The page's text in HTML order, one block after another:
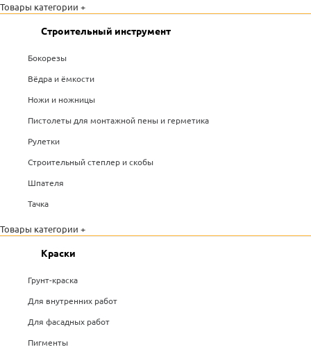
Товары категории +
Строительный инструмент
Бокорезы
Вёдра и ёмкости
Ножи и ножницы
Пистолеты для монтажной пены и герметика
Рулетки
Строительный степлер и скобы
Шпателя
Тачка
Товары категории +
Краски
Грунт-краска
Для внутренних работ
Для фасадных работ
Пигменты